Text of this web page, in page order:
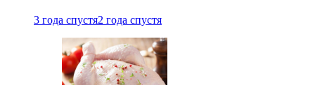
3 года спустя2 года спустя